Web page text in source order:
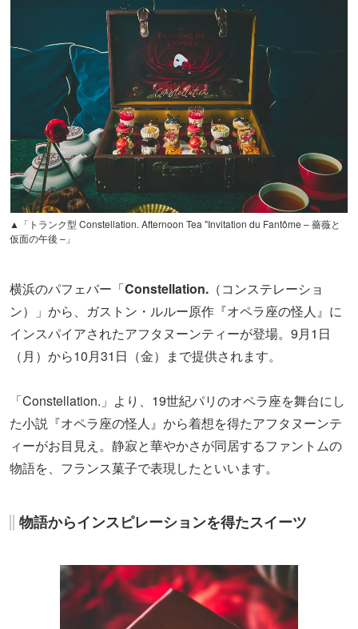
▲「トランク型 Constellation. Afternoon Tea "Invitation du Fantôme – 薔薇と
仮面の午後 –」
横浜のパフェバー「Constellation. （コンステレーショ
ン）」から、ガストン・ルルー原作『オペラ座の怪人』に
インスパイアされたアフタヌーンティーが登場。9月1日
（月）から10月31日（金）まで提供されます。
「Constellation.」より、19世紀パリのオペラ座を舞台にし
た小説『オペラ座の怪人』から着想を得たアフタヌーンテ
ィーがお目見え。静寂と華やかさが同居するファントムの
物語を、フランス菓子で表現したといいます。
物語からインスピレーションを得たスイーツ